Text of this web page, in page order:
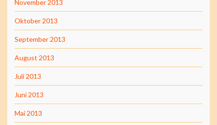
November 2013
Oktober 2013
September 2013
August 2013
Juli 2013
Juni 2013
Mai 2013